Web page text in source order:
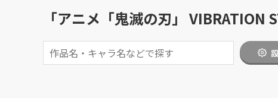
「アニメ「鬼滅の刃」 VIBRATION